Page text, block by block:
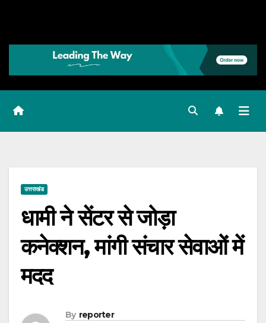
उत्तराखंड
धामी ने सेंटर से जोड़ा
कनेक्शन, मांगी संचार सेवाओं में
मदद
By reporter